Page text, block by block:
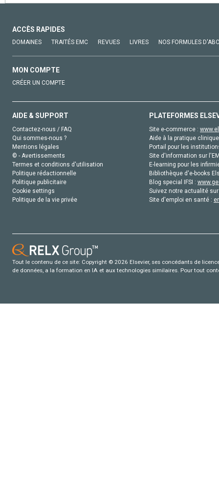
ACCÈS RAPIDES
DOMAINES TRAITÉS EMC REVUES LIVRES NOS FORMULES
MON COMPTE
CRÉER UN COMPTE
AIDE & SUPPORT
Contactez-nous / FAQ
Qui sommes-nous ?
Mentions légales
© - Avertissements
Termes et conditions d'utilisation
Politique rédactionnelle
Politique publicitaire
Cookie settings
Politique de la vie privée
PLATEFORMES
Site e-commerce :
Aide à la pratique
Portail pour les
Site d'information sur
E-learning pour les
Bibliothèque d'e-books
Blog special IFSI :
Suivez notre actualité
Site d'emploi en santé :
Tout le contenu de ce site: Copyright © 2026 Elsevier, ses concédants de
de données, a la formation en IA et aux technologies similaires. Pour tout